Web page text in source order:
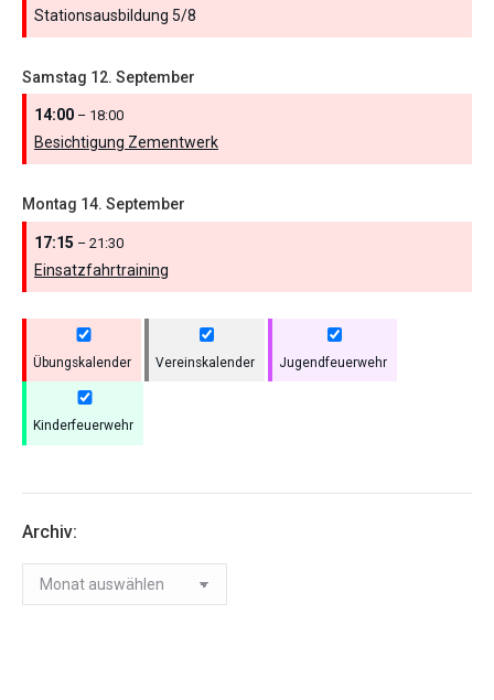
Stationsausbildung 5/8
Samstag 12. September
14:00 – 18:00
Besichtigung Zementwerk
Montag 14. September
17:15 – 21:30
Einsatzfahrtraining
Übungskalender Vereinskalender Jugendfeuerwehr
Kinderfeuerwehr
Archiv:
Archiv: